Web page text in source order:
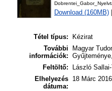
Download (160MB)
Tétel típus:
Kézirat
További
információk:
Magyar
Feltöltő:
László
Elhelyezés
dátuma:
18 Márc